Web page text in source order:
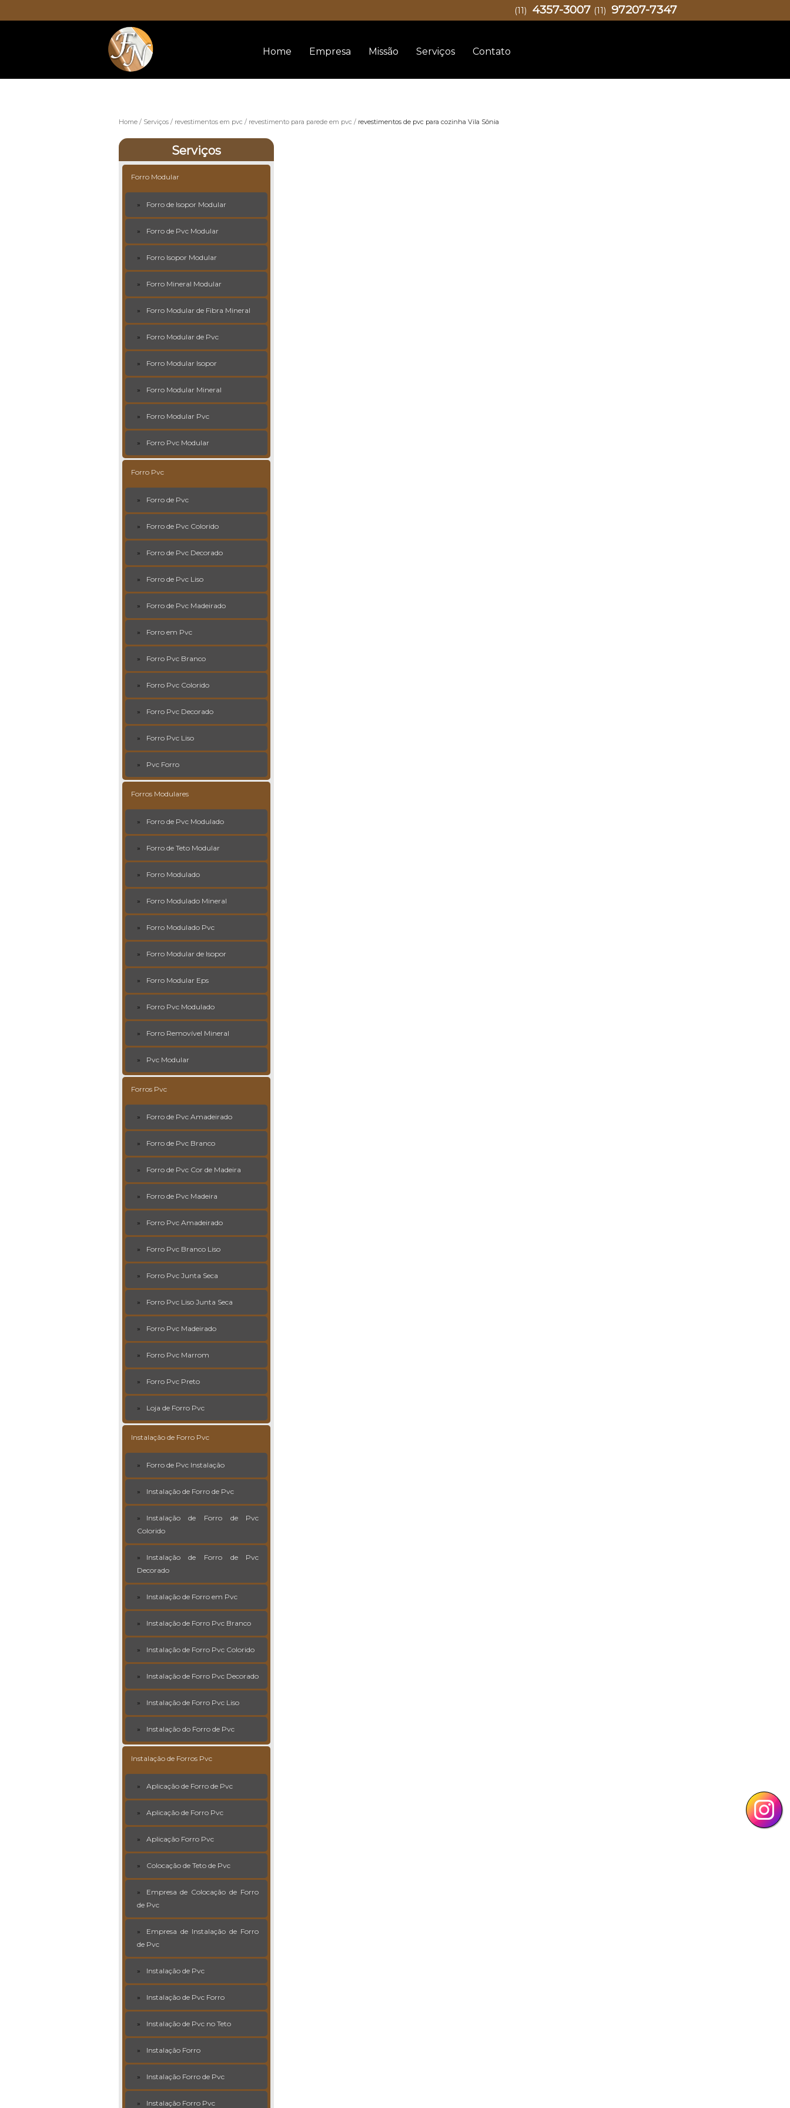
Home Empresa Missão Serviços Contato
(11) 4357-3007 (11) 97207-7347
Home Serviços revestimentos em pvc revestimento para parede em pvc revestimentos de pvc para cozinha Vila Sônia
Serviços
Forro Modular
Forro de Isopor Modular
Forro de Pvc Modular
Forro Isopor Modular
Forro Mineral Modular
Forro Modular de Fibra Mineral
Forro Modular de Pvc
Forro Modular Isopor
Forro Modular Mineral
Forro Modular Pvc
Forro Pvc Modular
Forro Pvc
Forro de Pvc
Forro de Pvc Colorido
Forro de Pvc Decorado
Forro de Pvc Liso
Forro de Pvc Madeirado
Forro em Pvc
Forro Pvc Branco
Forro Pvc Colorido
Forro Pvc Decorado
Forro Pvc Liso
Pvc Forro
Forros Modulares
Forro de Pvc Modulado
Forro de Teto Modular
Forro Modulado
Forro Modulado Mineral
Forro Modulado Pvc
Forro Modular de Isopor
Forro Modular Eps
Forro Pvc Modulado
Forro Removível Mineral
Pvc Modular
Forros Pvc
Forro de Pvc Amadeirado
Forro de Pvc Branco
Forro de Pvc Cor de Madeira
Forro de Pvc Madeira
Forro Pvc Amadeirado
Forro Pvc Branco Liso
Forro Pvc Junta Seca
Forro Pvc Liso Junta Seca
Forro Pvc Madeirado
Forro Pvc Marrom
Forro Pvc Preto
Loja de Forro Pvc
Instalação de Forro Pvc
Forro de Pvc Instalação
Instalação de Forro de Pvc
Instalação de Forro de Pvc
Colorido
Instalação de Forro de Pvc
Decorado
Instalação de Forro em Pvc
Instalação de Forro Pvc Branco
Instalação de Forro Pvc Colorido
Instalação de Forro Pvc Decorado
Instalação de Forro Pvc Liso
Instalação do Forro de Pvc
Instalação de Forros Pvc
Aplicação de Forro de Pvc
Aplicação de Forro Pvc
Aplicação Forro Pvc
Colocação de Teto de Pvc
Empresa de Colocação de Forro
de Pvc
Empresa de Instalação de Forro
de Pvc
Instalação de Pvc
Instalação de Pvc Forro
Instalação de Pvc no Teto
Instalação Forro
Instalação Forro de Pvc
Instalação Forro Pvc